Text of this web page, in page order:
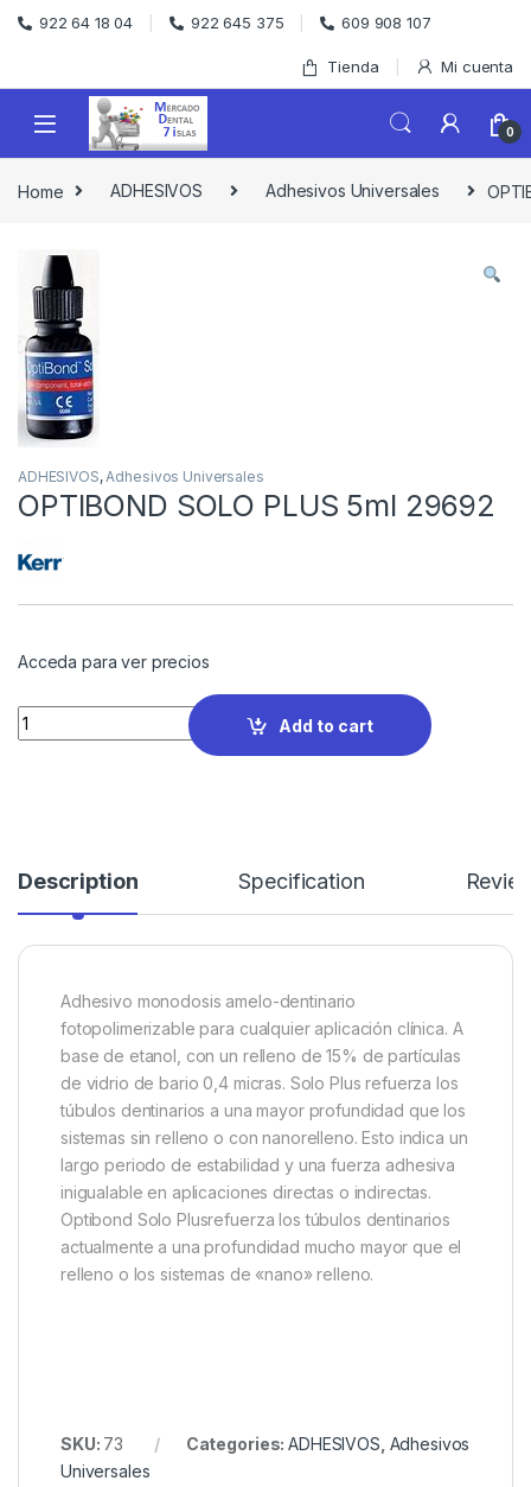
Skip to navigation
Skip to content
922 64 18 04 922 645 375 609 908 107
Tienda Mi cuenta
0
Home ADHESIVOS Adhesivos Universales
ADHESIVOS,Adhesivos Universales
OPTIBOND SOLO PLUS 5ml 29692
Acceda para ver precios
Quantity
Add to cart
Description Specification
Adhesivo monodosis amelo-dentinario
fotopolimerizable para cualquier aplicación clínica. A
base de etanol, con un relleno de 15% de partículas
de vidrio de bario 0,4 micras. Solo Plus refuerza los
túbulos dentinarios a una mayor profundidad que los
sistemas sin relleno o con nanorelleno. Esto indica un
largo periodo de estabilidad y una fuerza adhesiva
inigualable en aplicaciones directas o indirectas.
Optibond Solo Plusrefuerza los túbulos dentinarios
actualmente a una profundidad mucho mayor que el
relleno o los sistemas de «nano» relleno.
SKU: 73 Categories:ADHESIVOS Adhesivos
Universales